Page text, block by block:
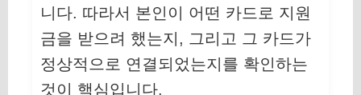
니다. 따라서 본인이 어떤 카드로 지원
금을 받으려 했는지, 그리고 그 카드가
정상적으로 연결되었는지를 확인하는
것이 핵심입니다.